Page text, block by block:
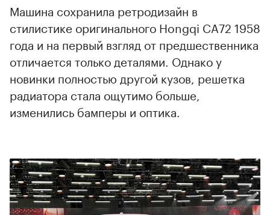
Машина сохранила ретродизайн в
стилистике оригинального Hongqi CA72 1958
года и на первый взгляд от предшественника
отличается только деталями. Однако у
новинки полностью другой кузов, решетка
радиатора стала ощутимо больше,
изменились бамперы и оптика.